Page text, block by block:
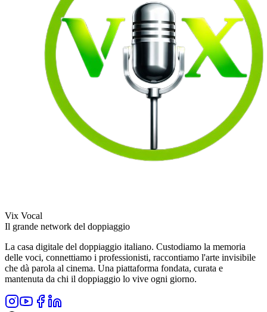
Vix Vocal
Il grande network del doppiaggio
La casa digitale del doppiaggio italiano. Custodiamo la memoria
delle voci, connettiamo i professionisti, raccontiamo l'arte invisibile
che dà parola al cinema. Una piattaforma fondata, curata e
mantenuta da chi il doppiaggio lo vive ogni giorno.